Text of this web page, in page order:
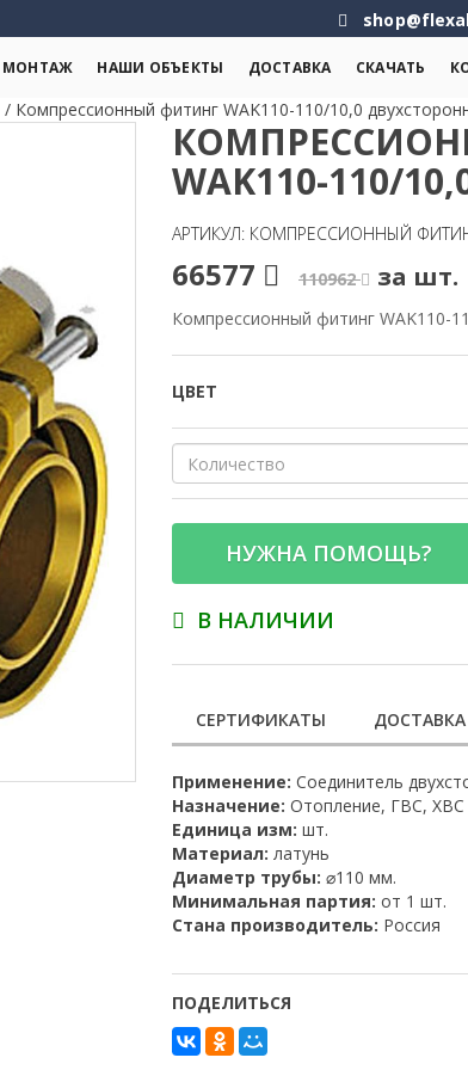
МОНТАЖ НАШИ ОБЪЕКТЫ ДОСТАВКА СКАЧАТЬ
/ Компрессионный фитинг WAK110-110/10,0
WAK110-110/
АРТИКУЛ: КОМПРЕССИОННЫЙ
66577 110962 за шт.
Компрессионный фитинг WAK110-
ЦВЕТ
НУЖНА ПОМОЩЬ?
В НАЛИЧИИ
СЕРТИФИКАТЫ ДОСТАВКА
Применение: Соединитель
Назначение: Отопление, ГВС, ХВС
Единица изм: шт.
Материал: латунь
Диаметр трубы: ⌀110 мм.
Минимальная партия: от 1 шт.
Стана производитель: Россия
ПОДЕЛИТЬСЯ